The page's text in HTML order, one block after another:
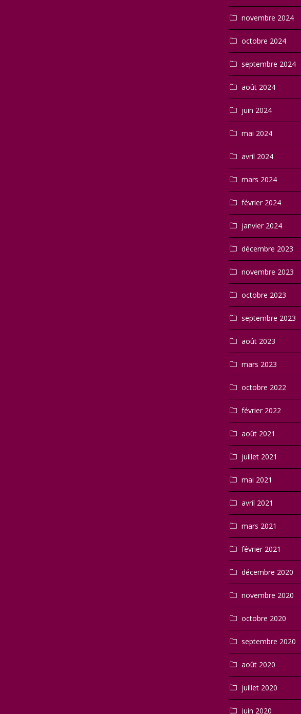
novembre 2024
octobre 2024
septembre 2024
août 2024
juin 2024
mai 2024
avril 2024
mars 2024
février 2024
janvier 2024
décembre 2023
novembre 2023
octobre 2023
septembre 2023
août 2023
mars 2023
octobre 2022
février 2022
août 2021
juillet 2021
mai 2021
avril 2021
mars 2021
février 2021
décembre 2020
novembre 2020
octobre 2020
septembre 2020
août 2020
juillet 2020
juin 2020